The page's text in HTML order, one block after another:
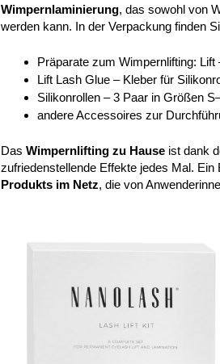
Wimpernlaminierung, das sowohl von
werden kann. In der Verpackung finden
Präparate zum Wimpernlifting:
Lift Lash Glue – Kleber für
Silikonrollen – 3 Paar in Größen
andere Accessoires zur
Das Wimpernlifting zu Hause ist dank
zufriedenstellende Effekte jedes Mal.
Produkts im Netz, die von